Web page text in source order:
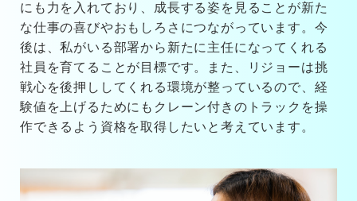
にも力を入れており、成長する姿を見ることが新た
な仕事の喜びやおもしろさにつながっています。今
後は、私がいる部署から新たに主任になってくれる
社員を育てることが目標です。また、リジョーは挑
戦心を後押ししてくれる環境が整っているので、経
験値を上げるためにもクレーン付きのトラックを操
作できるよう資格を取得したいと考えています。